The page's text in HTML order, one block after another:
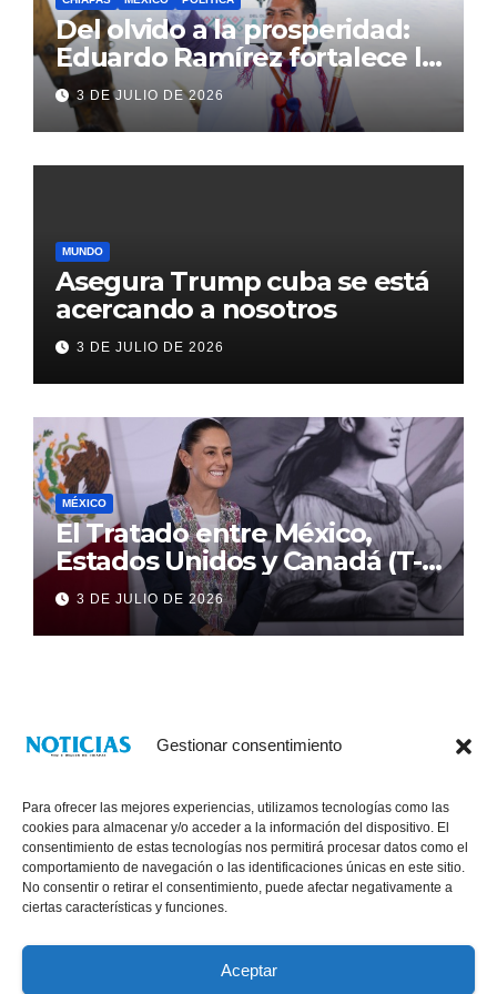
Gestionar consentimiento
Para ofrecer las mejores experiencias, utilizamos tecnologías como las
cookies para almacenar y/o acceder a la información del dispositivo. El
consentimiento de estas tecnologías nos permitirá procesar datos como el
comportamiento de navegación o las identificaciones únicas en este sitio.
No consentir o retirar el consentimiento, puede afectar negativamente a
ciertas características y funciones.
Aceptar
Del olvido a la prosperidad:
Eduardo Ramírez fortalece la
transformación de Aldama
con inversión histórica
3 DE JULIO DE 2026
MUNDO
Asegura Trump cuba se está
acercando a nosotros
3 DE JULIO DE 2026
MÉXICO
El Tratado entre México,
Estados Unidos y Canadá (T-
MEC) se mantiene hasta el
2036: Presidenta Claudia
Sheinbaum
3 DE JULIO DE 2026
® Derechos Reservados 2026|
Chiapas. VENTAS: 961 6120154